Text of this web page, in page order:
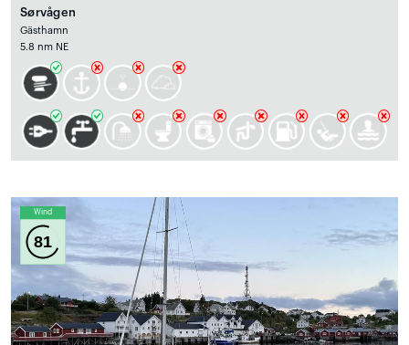
Sørvågen
Gästhamn
5.8 nm NE
Wind
81